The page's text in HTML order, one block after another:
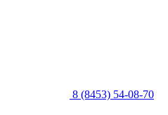
8 (8453) 54-08-70